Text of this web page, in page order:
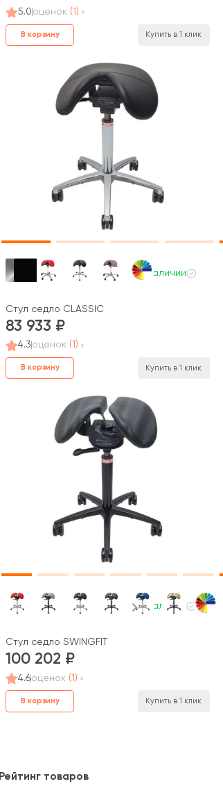
5.0оценок (1)
В корзину Купить в 1 клик
В наличии
Стул седло CLASSIC
83 933
4.3 оценок (1)
В корзину Купить в 1 клик
В наличии
Стул седло SWINGFIT
100 202
4.6оценок (1)
В корзину Купить в 1 клик
Рейтинг товаров